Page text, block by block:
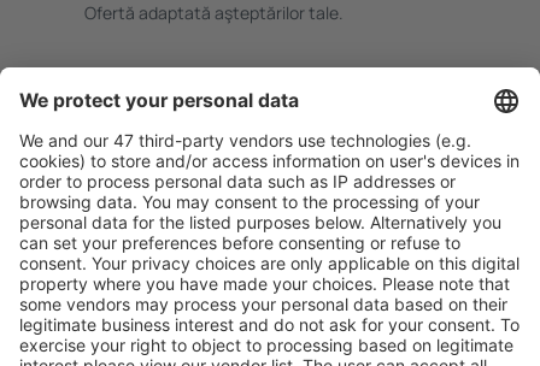
Ofertă adaptată aşteptărilor tale.
Rezervare fără griji cu opțiune gratuită de anulare.
Economiseşte mai mult
Prețuri atractive și oferte speciale pentru utilizatorii
conectați.
Cazarea preferată
Alege din peste 1,3 mil. de opţiuni: hoteluri, cabane,
apartamente și altele.